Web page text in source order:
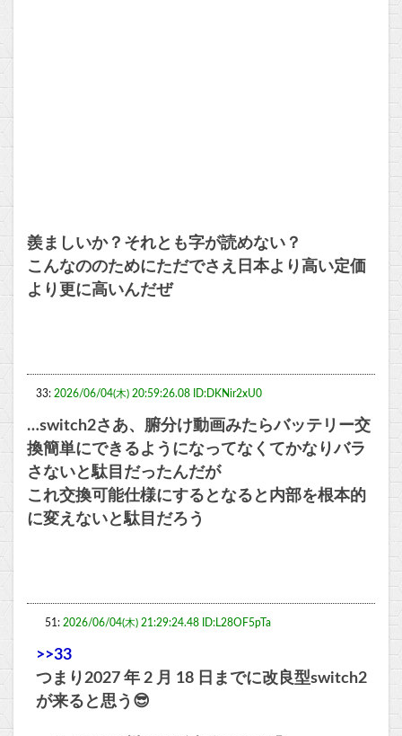
羨ましいか？それとも字が読めない？
こんなののためにただでさえ日本より高い定価
より更に高いんだぜ
33: 2026/06/04(木) 20:59:26.08 ID:DKNir2xU0
…switch2さあ、腑分け動画みたらバッテリー交
換簡単にできるようになってなくてかなりバラ
さないと駄目だったんだが
これ交換可能仕様にするとなると内部を根本的
に変えないと駄目だろう
51: 2026/06/04(木) 21:29:24.48 ID:L28OF5pTa
>>33
つまり2027 年 2 月 18 日までに改良型switch2
が来ると思う😎